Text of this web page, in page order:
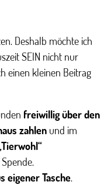
Deshalb möchte ich
SEIN nicht nur
einen kleinen Beitrag
freiwillig über den
zahlen und im
eigener Tasche.